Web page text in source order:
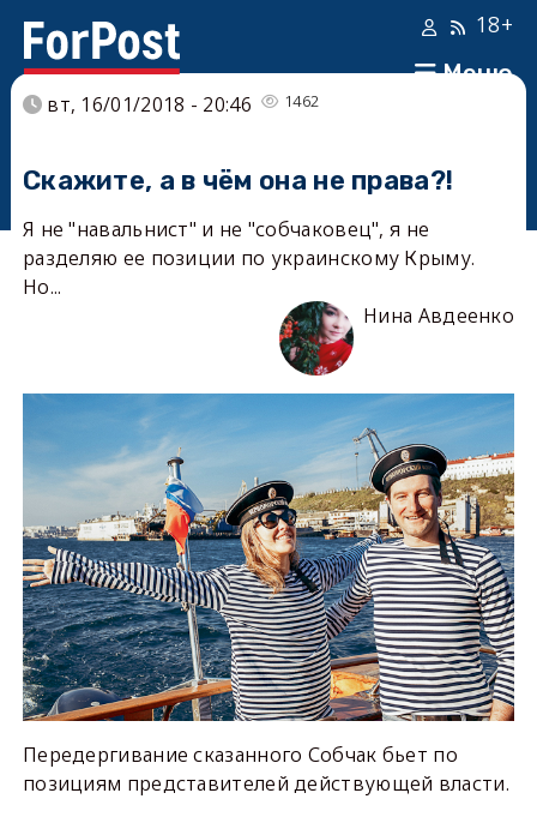
Меню
18+
вт, 16/01/2018 - 20:46 1462
Скажите, а в чём она не права?!
Я не "навальнист" и не "собчаковец", я не
разделяю ее позиции по украинскому Крыму.
Но...
Нина Авдеенко
Передергивание сказанного Собчак бьет по
позициям представителей действующей власти.